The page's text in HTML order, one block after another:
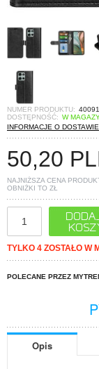
NUMER PRODUKTU:
DOSTĘPNOŚĆ: W
INFORMACJE O DOSTAWIE
50,20
NAJNIŻSZA CENA
OBNIŻKI TO ZŁ
TYLKO 4 ZOSTAŁO W
POLECANE PRZEZ
Opis